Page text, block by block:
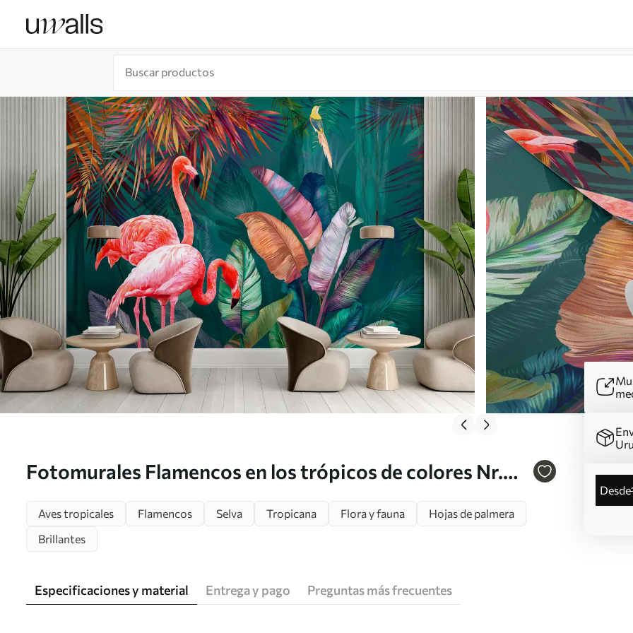
Fotomurales Flamencos en los trópicos de colores Nr.
desde
Aves tropicales
Flamencos Selva Tropicana Flora y fauna
Hojas de palmera
Brillantes
Especificaciones y material Entrega y pago Preguntas más frecuentes